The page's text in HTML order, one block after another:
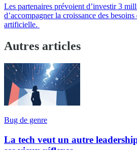
Les partenaires prévoient d’investir 3
d’accompagner la croissance des
artificielle.
Autres articles
Bug de genre
La tech veut un autre